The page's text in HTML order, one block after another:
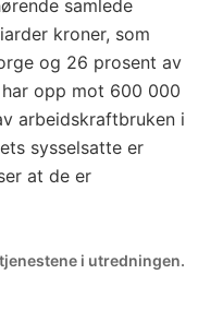
samlede
kroner, som
og 26 prosent av
har opp mot 600 000
arbeidskraftbruken i
sysselsatte er
at de er
i utredningen.